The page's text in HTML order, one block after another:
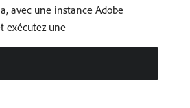
avec une instance Adobe
exécutez une